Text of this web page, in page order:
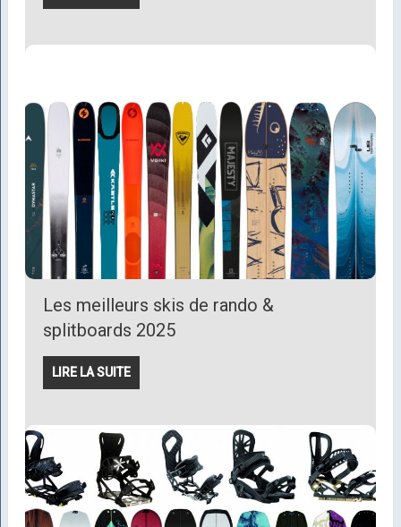
Les meilleurs skis de rando &
splitboards 2025
LIRE LA SUITE